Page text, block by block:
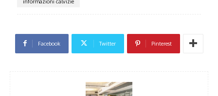
informazioni calvizie
Facebook Twitter Pinterest